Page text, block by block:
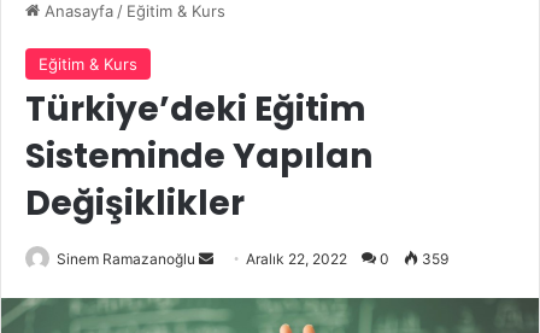
Anasayfa/ Eğitim & Kurs
Eğitim & Kurs
Türkiye’deki Eğitim
Sisteminde Yapılan
Değişiklikler
Sinem Ramazanoğlu
Bir
posta
Aralık 22, 2022 0 359